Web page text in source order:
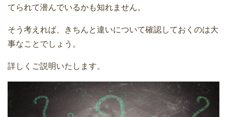
てられて潜んでいるかも知れません。
そう考えれば、きちんと違いについて確認しておくのは大
事なことでしょう。
詳しくご説明いたします。